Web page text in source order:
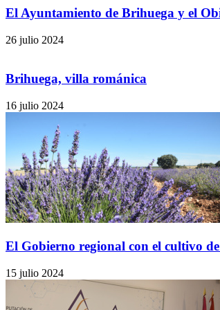
El Ayuntamiento de Brihuega y el
26 julio 2024
Brihuega, villa románica
16 julio 2024
El Gobierno regional con el cultivo
15 julio 2024